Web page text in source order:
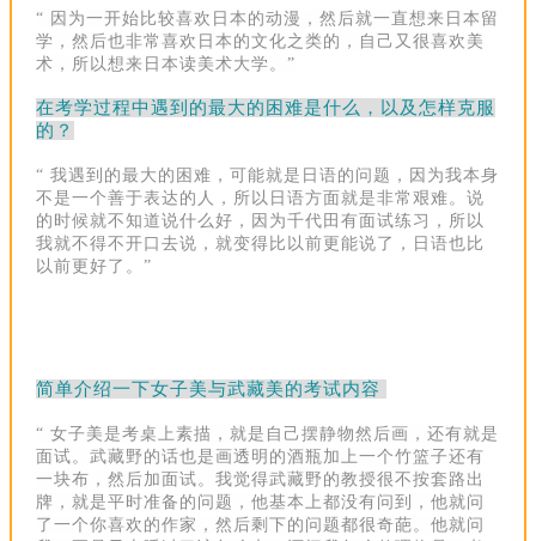
“ 因为一开始比较喜欢日本的动漫，然后就一直想来日本留
学，然后也非常喜欢日本的文化之类的，自己又很喜欢美
术，所以想来日本读美术大学。”
在考学过程中遇到的最大的困难是什么，以及怎样克服
的？
“ 我遇到的最大的困难，可能就是日语的问题，因为我本身
不是一个善于表达的人，所以日语方面就是非常艰难。说
的时候就不知道说什么好，因为千代田有面试练习，所以
我就不得不开口去说，就变得比以前更能说了，日语也比
以前更好了。”
简单介绍一下女子美与武藏美的考试内容
“ 女子美是考桌上素描，就是自己 摆静物然后画，还有就是
面试。 武藏野的话也是画透明的酒瓶加上一个竹篮子还有
一块布，然后加面试。 我觉得武藏野的教授很不按套路出
牌，就是平时准备的问题，他基本上都没有问到，他就问
了一个你喜欢的作家，然后剩下的问题都很奇葩。 他就问